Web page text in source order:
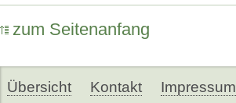
zum Seitenanfang
Übersicht Kontakt Impressum